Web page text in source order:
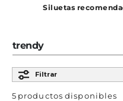
Siluetas
Slim
Definen los hombros y
trendy
Filtrar
5 productos